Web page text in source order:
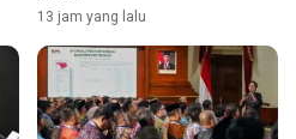
13 jam yang lalu